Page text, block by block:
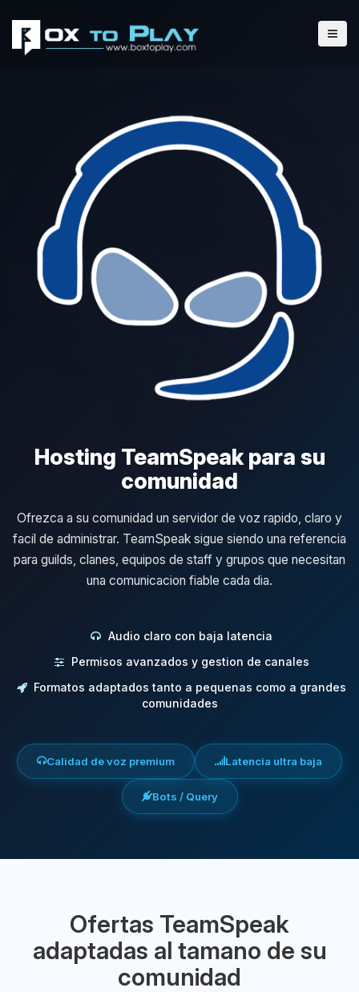
Hosting TeamSpeak para su
comunidad
Ofrezca a su comunidad un servidor de voz rapido, claro y
facil de administrar. TeamSpeak sigue siendo una referencia
para guilds, clanes, equipos de staff y grupos que necesitan
una comunicacion fiable cada dia.
Audio claro con baja latencia
Permisos avanzados y gestion de canales
Formatos adaptados tanto a pequenas como a grandes
comunidades
Calidad de voz premium Latencia ultra baja
Bots / Query
Ofertas TeamSpeak
adaptadas al tamano de su
comunidad